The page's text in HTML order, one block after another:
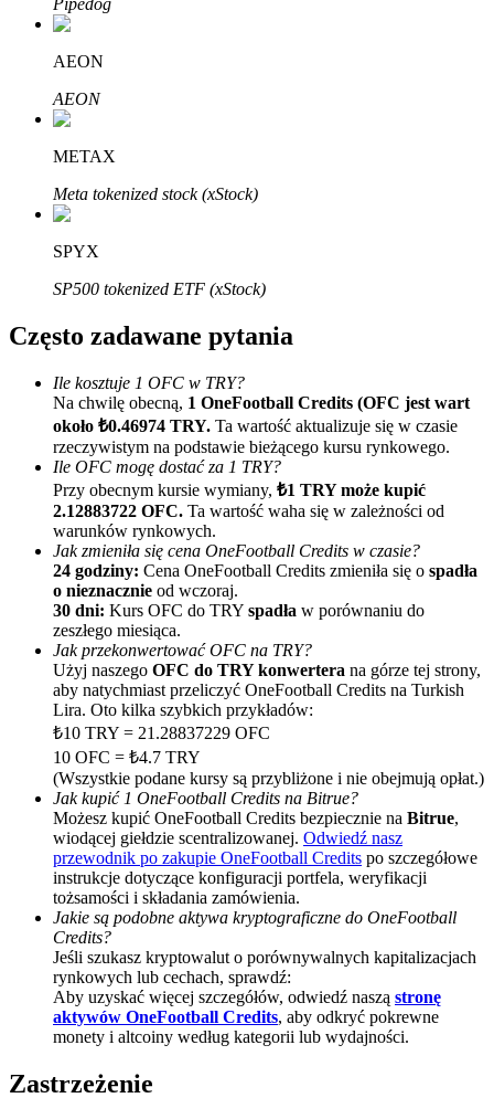
Afiliaci Bitrue
Aż do 65% prowizji!
Polecaj
Zaproś przyjaciela, aby otrzymać nagrody pieniężne
BTC Welcome Rewards
BTC Welcome Rewards
Deposit & Trade BTC to Share 25000 USDT prize pool!
Deposit CASHCAT & Win
Share 500000 CASHCAT prize pool
Register & Trade to Win 500,000 USDT
Pipedog
AEON
AEON
METAX
Meta tokenized stock (xStock)
SPYX
SP500 tokenized ETF (xStock)
Często zadawane pytania
Ile kosztuje 1 OFC w TRY?
Na chwilę obecną, 1 OneFootball Credits (OFC jest wart
około ₺0.46974 TRY. Ta wartość aktualizuje się w czasie
rzeczywistym na podstawie bieżącego kursu rynkowego.
Ile OFC mogę dostać za 1 TRY?
Przy obecnym kursie wymiany, ₺1 TRY może kupić
2.12883722 OFC. Ta wartość waha się w zależności od
warunków rynkowych.
Jak zmieniła się cena OneFootball Credits w czasie?
24 godziny: Cena OneFootball Credits zmieniła się o spadła
o nieznacznie od wczoraj.
30 dni: Kurs OFC do TRY spadła w porównaniu do
zeszłego miesiąca.
Jak przekonwertować OFC na TRY?
Użyj naszego OFC do TRY konwertera na górze tej strony,
aby natychmiast przeliczyć OneFootball Credits na Turkish
Lira. Oto kilka szybkich przykładów:
₺10 TRY = 21.28837229 OFC
10 OFC = ₺4.7 TRY
(Wszystkie podane kursy są przybliżone i nie obejmują opłat.)
Jak kupić 1 OneFootball Credits na Bitrue?
Możesz kupić OneFootball Credits bezpiecznie na Bitrue,
wiodącej giełdzie scentralizowanej. Odwiedź nasz
przewodnik po zakupie OneFootball Credits po szczegółowe
instrukcje dotyczące konfiguracji portfela, weryfikacji
tożsamości i składania zamówienia.
Jakie są podobne aktywa kryptograficzne do OneFootball
Credits?
Jeśli szukasz kryptowalut o porównywalnych kapitalizacjach
rynkowych lub cechach, sprawdź:
Aby uzyskać więcej szczegółów, odwiedź naszą stronę
aktywów OneFootball Credits, aby odkryć pokrewne
monety i altcoiny według kategorii lub wydajności.
Zastrzeżenie